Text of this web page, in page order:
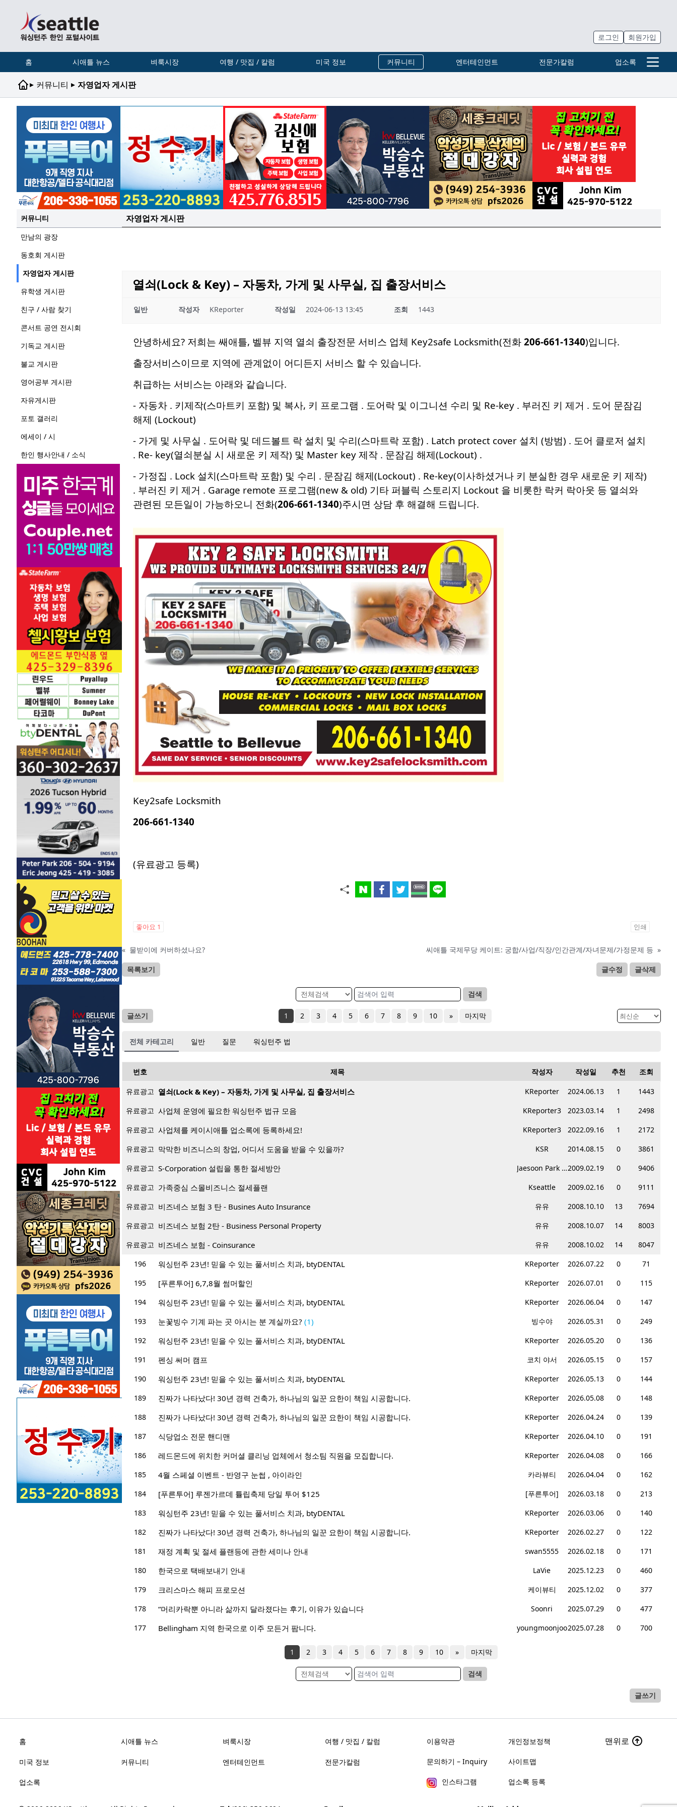
로그인 회원가입
홈 시애틀 뉴스 벼룩시장 여행 / 맛집 / 칼럼 미국 정보 커뮤니티 엔터테인먼트 전문가칼럼 업소록
▸ 커뮤니티 ▸ 자영업자 게시판
커뮤니티
만남의 광장
동호회 게시판
자영업자 게시판
유학생 게시판
친구 / 사람 찾기
콘서트 공연 전시회
기독교 게시판
불교 게시판
영어공부 게시판
자유게시판
포토 갤러리
에세이 / 시
한인 행사안내 / 소식
자영업자 게시판
열쇠(Lock & Key) – 자동차, 가게 및 사무실, 집 출장서비스
일반 작성자 KReporter 작성일 2024-06-13 13:45 조회 1443
안녕하세요? 저희는 쌔애틀, 벨뷰 지역 열쇠 출장전문 서비스 업체 Key2safe Locksmith(전화 206-661-1340)입니다.
출장서비스이므로 지역에 관계없이 어디든지 서비스 할 수 있습니다.
취급하는 서비스는 아래와 같습니다.
- 자동차 . 키제작(스마트키 포함) 및 복사, 키 프로그램 . 도어락 및 이그니션 수리 및 Re-key . 부러진 키 제거 . 도어 문잠김
해제 (Lockout)
- 가게 및 사무실 . 도어락 및 데드볼트 락 설치 및 수리(스마트락 포함) . Latch protect cover 설치 (방범) . 도어 클로저 설치
. Re- key(열쇠분실 시 새로운 키 제작) 및 Master key 제작 . 문잠김 해제(Lockout) .
- 가정집 . Lock 설치(스마트락 포함) 및 수리 . 문잠김 해제(Lockout) . Re-key(이사하셨거나 키 분실한 경우 새로운 키 제작)
. 부러진 키 제거 . Garage remote 프로그램(new & old) 기타 퍼블릭 스토리지 Lockout 을 비롯한 락커 락아웃 등 열쇠와
관련된 모든일이 가능하오니 전화(206-661-1340)주시면 상담 후 해결해 드립니다.
Key2safe Locksmith
206-661-1340
(유료광고 등록)
좋아요 1 인쇄
« 물받이에 커버하셨나요? 씨애틀 국제무당 케이트: 궁합/사업/직장/인간관계/자녀문제/가정문제 등 »
목록보기 글수정 글삭제
검색
글쓰기 1 2 3 4 5 6 7 8 9 10 » 마지막
전체 카테고리 일반 질문 워싱턴주 법
번호 제목 작성자 작성일 추천 조회
유료광고 열쇠(Lock & Key) – 자동차, 가게 및 사무실, 집 출장서비스 KReporter 2024.06.13 1
1443
유료광고 사업체 운영에 필요한 워싱턴주 법규 모음 KReporter3 2023.03.14 1
2498
유료광고 사업체를 케이시애틀 업소록에 등록하세요! KReporter3 2022.09.16 1
2172
유료광고 막막한 비즈니스의 창업, 어디서 도움을 받을 수 있을까? KSR 2014.08.15 0
3861
유료광고 S-Corporation 설립을 통한 절세방안 Jaesoon Park CPA2009.02.19 0
9406
유료광고 가족중심 스몰비즈니스 절세플랜 Kseattle 2009.02.16 0
9111
유료광고 비즈네스 보험 3 탄 - Busines Auto Insurance 유유 2008.10.10 13
7694
유료광고 비즈네스 보험 2탄 - Business Personal Property 유유 2008.10.07 14
8003
유료광고 비즈네스 보험 - Coinsurance 유유 2008.10.02 14
8047
196
워싱턴주 23년! 믿을 수 있는 풀서비스 치과, btyDENTAL KReporter 2026.07.22 0
71
195
[푸른투어] 6,7,8월 썸머할인 KReporter 2026.07.01 0
115
194
워싱턴주 23년! 믿을 수 있는 풀서비스 치과, btyDENTAL KReporter 2026.06.04 0
147
193
눈꽃빙수 기계 파는 곳 아시는 분 계실까요? (1) 빙수야 2026.05.31 0
249
192
워싱턴주 23년! 믿을 수 있는 풀서비스 치과, btyDENTAL KReporter 2026.05.20 0
136
191
펜싱 써머 캠프 코치 야서 2026.05.15 0
157
190
워싱턴주 23년! 믿을 수 있는 풀서비스 치과, btyDENTAL KReporter 2026.05.13 0
144
189
진짜가 나타났다! 30년 경력 건축가, 하나님의 일꾼 요한이 책임 시공합니다. KReporter 2026.05.08 0
148
188
진짜가 나타났다! 30년 경력 건축가, 하나님의 일꾼 요한이 책임 시공합니다. KReporter 2026.04.24 0
139
187
식당업소 전문 핸디맨 KReporter 2026.04.10 0
191
186
레드몬드에 위치한 커머셜 클리닝 업체에서 청소팀 직원을 모집합니다. KReporter 2026.04.08 0
166
185
4월 스페셜 이벤트 - 반영구 눈썹 , 아이라인 카라뷰티 2026.04.04 0
162
184
[푸른투어] 루젠가르데 튤립축제 당일 투어 $125 [푸른투어] 2026.03.18 0
213
183
워싱턴주 23년! 믿을 수 있는 풀서비스 치과, btyDENTAL KReporter 2026.03.06 0
140
182
진짜가 나타났다! 30년 경력 건축가, 하나님의 일꾼 요한이 책임 시공합니다. KReporter 2026.02.27 0
122
181
재정 계획 및 절세 플랜등에 관한 세미나 안내 swan5555 2026.02.18 0
171
180
한국으로 택배보내기 안내 LaVie 2025.12.23 0
460
179
크리스마스 해피 프로모션 케이뷰티 2025.12.02 0
377
178
“머리카락뿐 아니라 삶까지 달라졌다는 후기, 이유가 있습니다 Soonri 2025.07.29 0
477
177
Bellingham 지역 한국으로 이주 모든거 팜니다. youngmoonjoo2025.07.28 0 700
1 2 3 4 5 6 7 8 9 10 » 마지막
검색
글쓰기
홈 시애틀 뉴스 벼룩시장 여행 / 맛집 / 칼럼
미국 정보 커뮤니티 엔터테인먼트 전문가칼럼
업소록
이용약관 개인정보정책
문의하기 – Inquiry 사이트맵
인스타그램 업소록 등록
맨위로